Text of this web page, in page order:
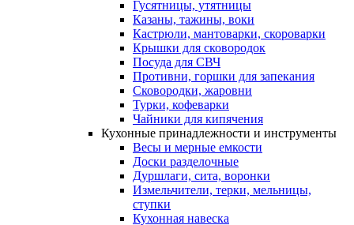
Гусятницы, утятницы
Казаны, тажины, воки
Кастрюли, мантоварки, скороварки
Крышки для сковородок
Посуда для СВЧ
Противни, горшки для запекания
Сковородки, жаровни
Турки, кофеварки
Чайники для кипячения
Кухонные принадлежности и инструменты
Весы и мерные емкости
Доски разделочные
Дуршлаги, сита, воронки
Измельчители, терки, мельницы,
ступки
Кухонная навеска